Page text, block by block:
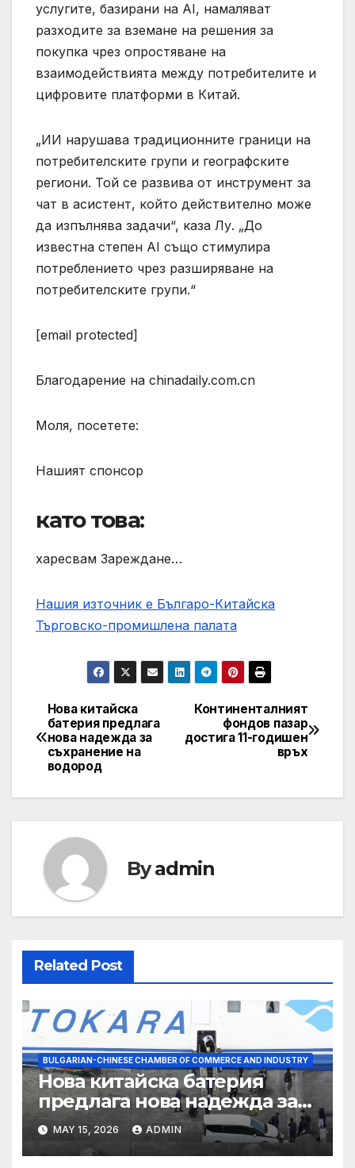
услугите, базирани на AI, намаляват
разходите за вземане на решения за
покупка чрез опростяване на
взаимодействията между потребителите и
цифровите платформи в Китай.
„ИИ нарушава традиционните граници на
потребителските групи и географските
региони. Той се развива от инструмент за
чат в асистент, който действително може
да изпълнява задачи“, каза Лу. „До
известна степен AI също стимулира
потреблението чрез разширяване на
потребителските групи.“
[email protected]
Благодарение на chinadaily.com.cn
Моля, посетете:
Нашият спонсор
като това:
харесвам Зареждане…
Нашия източник е Българо-Китайска
Търговско-промишлена палaта
Post
navigation
Континенталният
фондов пазар
достига 11-годишен
връх
Нова китайска
батерия предлага
нова надежда за
съхранение на
водород
Byadmin
Related Post
BULGARIAN-CHINESE CHAMBER OF COMMERCE AND INDUSTRY
Нова китайска батерия
предлага нова надежда за
съхранение на водород
MAY 15, 2026 ADMIN